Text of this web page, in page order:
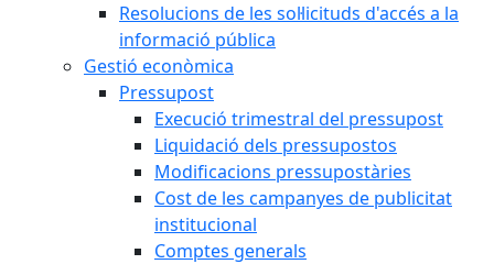
Resolucions de les sol·licituds d'accés a la
informació pública
Gestió econòmica
Pressupost
Execució trimestral del pressupost
Liquidació dels pressupostos
Modificacions pressupostàries
Cost de les campanyes de publicitat
institucional
Comptes generals